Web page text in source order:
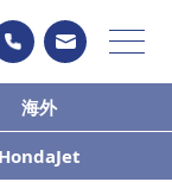
海外
HondaJet